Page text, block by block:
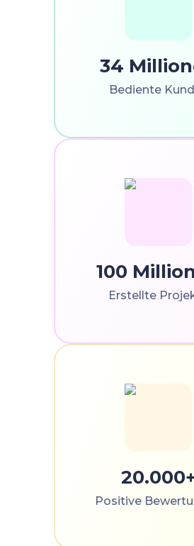
34
Bediente
100
Erstellte
Positive